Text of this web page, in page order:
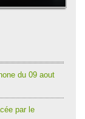
du 09 aout
par le